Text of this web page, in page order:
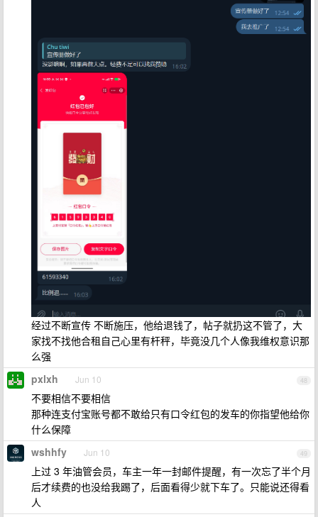
经过不断宣传 不断施压，他给退钱了，帖子就扔这不管了，大
家找不找他合租自己心里有杆秤，毕竟没几个人像我维权意识那
么强
48
pxlxh Jun 10
不要相信不要相信
那种连支付宝账号都不敢给只有口令红包的发车的你指望他给你
什么保障
49
wshhfy Jun 10
上过 3 年油管会员，车主一年一封邮件提醒，有一次忘了半个月
后才续费的也没给我踢了，后面看得少就下车了。只能说还得看
人